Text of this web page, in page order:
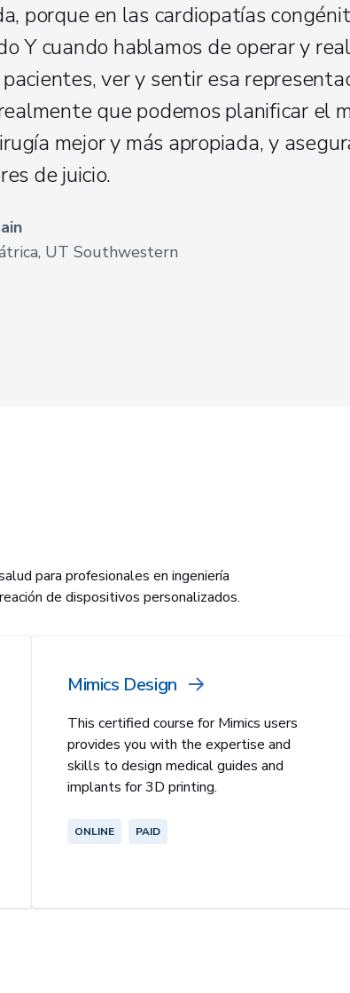
porque en las cardiopatías
Y cuando hablamos de operar y
ver y sentir esa
que podemos planificar el
mejor y más apropiada, y
de juicio.
UT Southwestern
para profesionales en ingeniería
de dispositivos personalizados.
Mimics Design
This certified course for Mimics users
provides you with the expertise and
skills to design medical guides and
implants for 3D printing.
ONLINE PAID